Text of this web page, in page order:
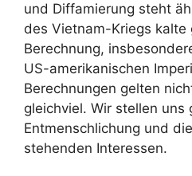
und Diffamierung steht
des Vietnam-Kriegs
Berechnung,
US-amerikanischen
Berechnungen gelten
gleichviel. Wir stellen uns
Entmenschlichung und
stehenden Interessen.